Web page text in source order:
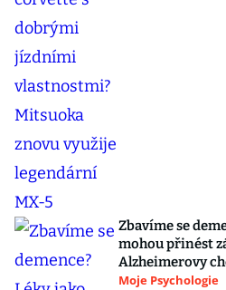
Zbavíme se
mohou přinést
Alzheimerovy
Moje Psychologie